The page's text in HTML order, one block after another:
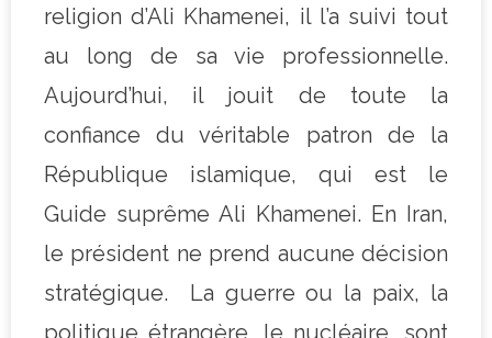
religion d’Ali Khamenei, il l’a suivi tout
au long de sa vie professionnelle.
Aujourd’hui, il jouit de toute la
confiance du véritable patron de la
République islamique, qui est le
Guide suprême Ali Khamenei. En Iran,
le président ne prend aucune décision
stratégique. La guerre ou la paix, la
politique étrangère, le nucléaire, sont